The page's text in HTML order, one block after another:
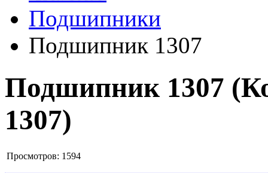
Подшипники
Подшипник 1307
Подшипник 1307
1307)
Просмотров: 1594